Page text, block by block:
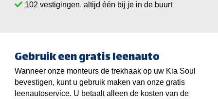
vestigingen, altijd één bij je in de buurt
Gebruik een gratis leenauto
Wanneer onze monteurs de trekhaak op uw Kia Soul
bevestigen, kunt u gebruik maken van onze gratis
leenautoservice. U betaalt alleen de kosten van de